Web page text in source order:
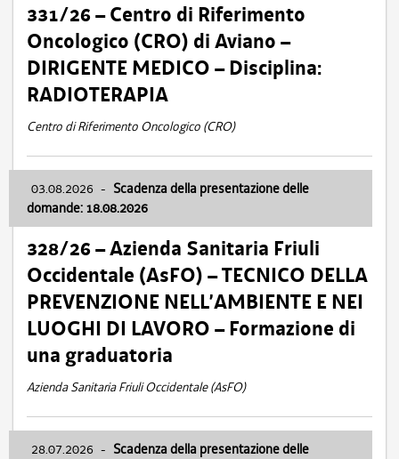
331/26 – Centro di Riferimento
Oncologico (CRO) di Aviano –
DIRIGENTE MEDICO – Disciplina:
RADIOTERAPIA
Centro di Riferimento Oncologico (CRO)
03.08.2026 - Scadenza della presentazione delle
domande: 18.08.2026
328/26 – Azienda Sanitaria Friuli
Occidentale (AsFO) – TECNICO DELLA
PREVENZIONE NELL’AMBIENTE E NEI
LUOGHI DI LAVORO – Formazione di
una graduatoria
Azienda Sanitaria Friuli Occidentale (AsFO)
28.07.2026 - Scadenza della presentazione delle